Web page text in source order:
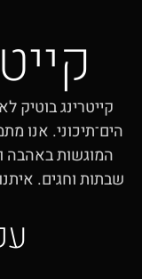
קייטרינג בוטיק
הים־תיכוני. אנו
המוגשות באהבה
שבתות וחגים.